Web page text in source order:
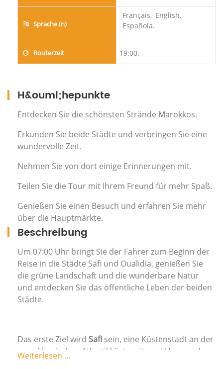
Sprache (n)
Français, English,
Española.
Routerzeit 19:00.
H&ouml;hepunkte
Entdecken Sie die schönsten Strände Marokkos.
Erkunden Sie beide Städte und verbringen Sie eine
wundervolle Zeit.
Nehmen Sie von dort einige Erinnerungen mit.
Teilen Sie die Tour mit Ihrem Freund für mehr Spaß.
Genießen Sie einen Besuch und erfahren Sie mehr
über die Hauptmärkte.
Beschreibung
Um 07:00 Uhr bringt Sie der Fahrer zum Beginn der
Reise in die Städte Safi und Oualidia, genießen Sie
die grüne Landschaft und die wunderbare Natur
und entdecken Sie das öffentliche Leben der beiden
Städte.
Das erste Ziel wird Safi sein, eine Küstenstadt an der
marokkanischen Atlantikküste mit zwei Herzen, dem
Weiterlesen ...